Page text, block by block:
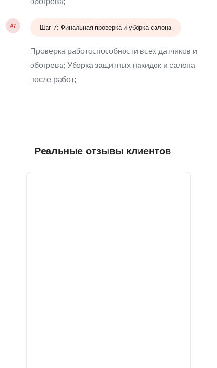
#7 Шаг 7: Финальная проверка и уборка салона
Проверка работоспособности всех датчиков и
обогрева; Уборка защитных накидок и салона
после работ;
Реальные отзывы клиентов